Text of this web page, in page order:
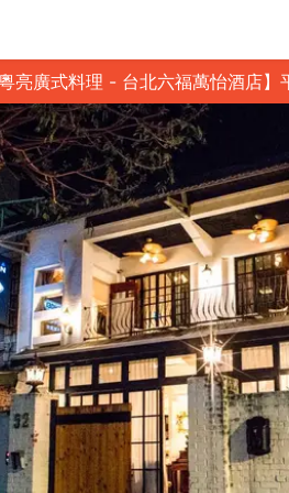
亮廣式料理 - 台北六福萬怡酒店】